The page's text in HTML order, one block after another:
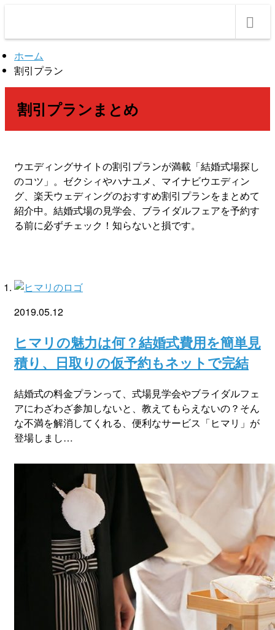
ホーム
割引プラン
割引プランまとめ
ウエディングサイトの割引プランが満載「結婚式場探し
のコツ」。ゼクシィやハナユメ、マイナビウエディン
グ、楽天ウェディングのおすすめ割引プランをまとめて
紹介中。結婚式場の見学会、ブライダルフェアを予約す
る前に必ずチェック！知らないと損です。
2019.05.12
ヒマリの魅力は何？結婚式費用を簡単見
積り、日取りの仮予約もネットで完結
結婚式の料金プランって、式場見学会やブライダルフェ
アにわざわざ参加しないと、教えてもらえないの？そん
な不満を解消してくれる、便利なサービス「ヒマリ」が
登場しまし…